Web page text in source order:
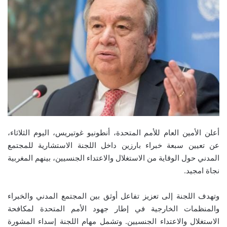
أعلن الأمين العام للأمم المتحدة، أنطونيو غوتيريس، اليوم الثلاثاء،
عن تعيين سبعة خبراء بارزين داخل اللجنة الاستشارية للمجتمع
المدني حول الوقاية من الاستغلال والاعتداء الجنسيين، بينهم المغربية
نجاة امجيد.
وتهدف اللجنة إلى تعزيز تفاعل أوثق بين المجتمع المدني والخبراء
والمنظمات الخارجية في إطار جهود الأمم المتحدة لمكافحة
الاستغلال والاعتداء الجنسيين. وتشمل مهام اللجنة إسداء المشورة